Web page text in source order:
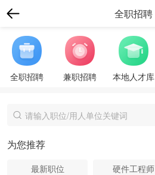
全职招聘
全职招聘 兼职招聘 本地人才库
为您推荐
最新职位 硬件工程师